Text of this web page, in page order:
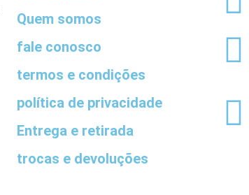
Quem somos
fale conosco
termos e condições
política de privacidade
Entrega e retirada
trocas e devoluções